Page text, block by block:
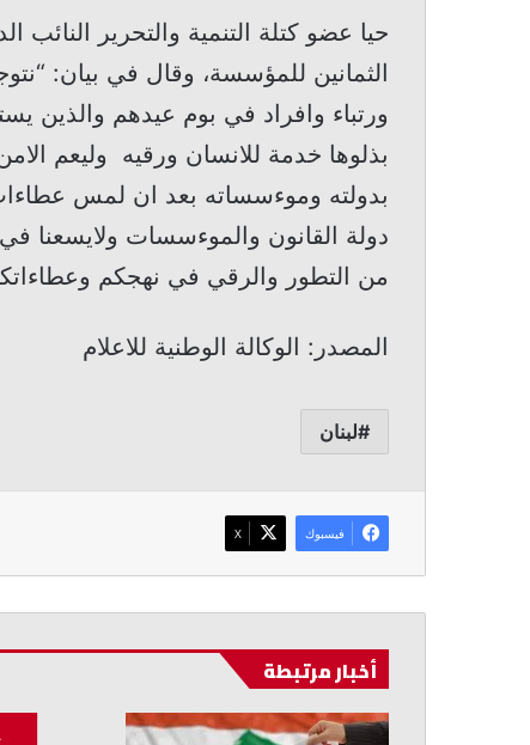
حيا عضو كتلة التنمية والتحرير النائب
الثمانين للمؤسسة، وقال في بيان:
ورتباء وافراد في بوم عيدهم والذين
بذلوها خدمة للانسان ورقيه وليعم
بدولته وموءسساته بعد ان لمس
دولة القانون والموءسسات ولايسعنا
من التطور والرقي في نهجكم
المصدر: الوكالة الوطنية للاعلام
لبنان
فيسبوك ‫X
أخبار مرتبطة